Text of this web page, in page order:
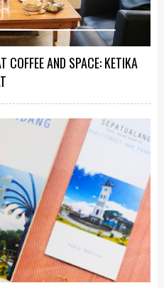
COFFEE AND SPACE: KETIKA